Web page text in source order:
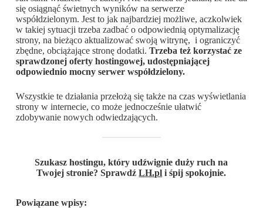
się osiągnąć świetnych wyników na serwerze
współdzielonym. Jest to jak najbardziej możliwe, aczkolwiek
w takiej sytuacji trzeba zadbać o odpowiednią optymalizację
strony, na bieżąco aktualizować swoją witrynę, i ograniczyć
zbędne, obciążające stronę dodatki. Trzeba też korzystać ze
sprawdzonej oferty hostingowej, udostępniającej
odpowiednio mocny serwer współdzielony.
Wszystkie te działania przełożą się także na czas wyświetlania
strony w internecie, co może jednocześnie ułatwić
zdobywanie nowych odwiedzających.
Szukasz hostingu, który udźwignie duży ruch na
Twojej stronie? SprawdźLH.pl i śpij spokojnie.
Powiązane wpisy: